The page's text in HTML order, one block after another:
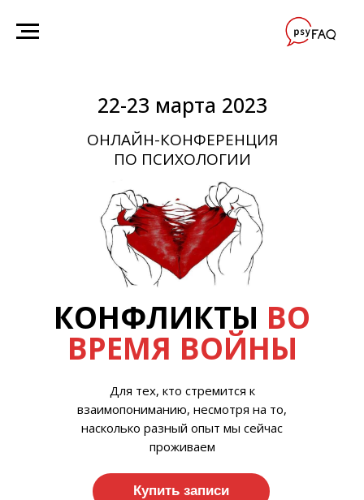
22-23 марта 2023
КОНФЛИКТЫ ВО
ВРЕМЯ ВОЙНЫ
Купить записи
ОНЛАЙН-КОНФЕРЕНЦИЯ
ПО ПСИХОЛОГИИ
Для тех, кто стремится к
взаимопониманию, несмотря на то,
насколько разный опыт мы сейчас
проживаем